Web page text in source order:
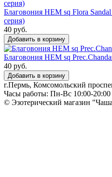
Благовония HEM sq Flora
серия)
40 руб.
Добавить в корзину
Благовония HEM sq
40 руб.
Добавить в корзину
г.Пермь, Комсомольский
Часы работы: Пн-Вс 10:00-20:00
© Эзотерический магазин